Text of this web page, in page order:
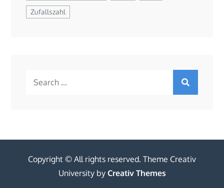
Zufallszahl
Copyright © All rights reserved. Theme Creativ
University by Creativ Themes